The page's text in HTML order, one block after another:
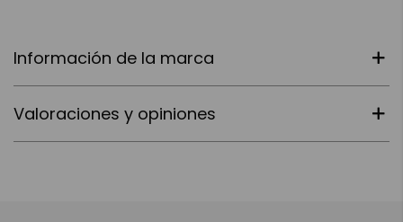
Información de la marca
Valoraciones y opiniones